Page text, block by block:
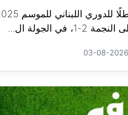
1، في الجولة ال...
03-08-